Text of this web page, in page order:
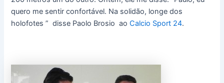
quero me sentir confortável. Na solidão, longe dos
holofotes ” disse Paolo Brosio aoCalcio Sport 24.